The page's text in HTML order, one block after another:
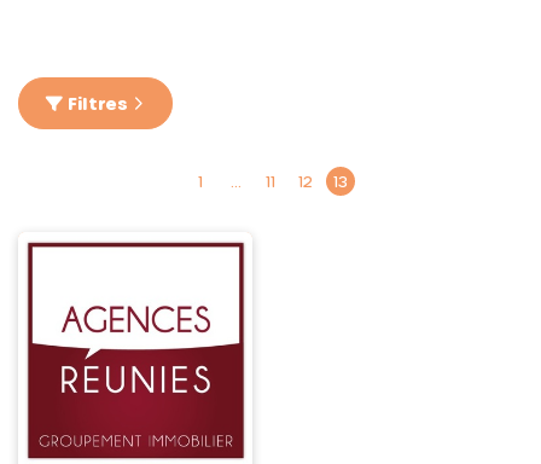
Filtres
1 11 12 13